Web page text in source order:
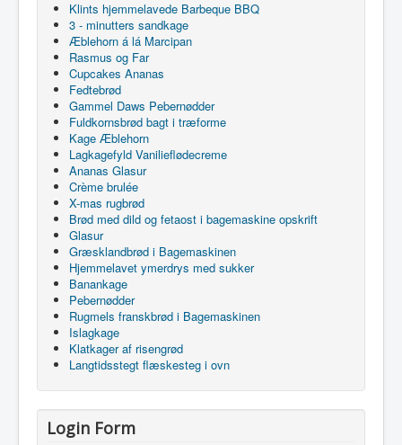
Klints hjemmelavede Barbeque BBQ
3 - minutters sandkage
Æblehorn á lá Marcipan
Rasmus og Far
Cupcakes Ananas
Fedtebrød
Gammel Daws Pebernødder
Fuldkornsbrød bagt i træforme
Kage Æblehorn
Lagkagefyld Vanilieflødecreme
Ananas Glasur
Crème brulée
X-mas rugbrød
Brød med dild og fetaost i bagemaskine opskrift
Glasur
Græsklandbrød i Bagemaskinen
Hjemmelavet ymerdrys med sukker
Banankage
Pebernødder
Rugmels franskbrød i Bagemaskinen
Islagkage
Klatkager af risengrød
Langtidsstegt flæskesteg i ovn
Login Form